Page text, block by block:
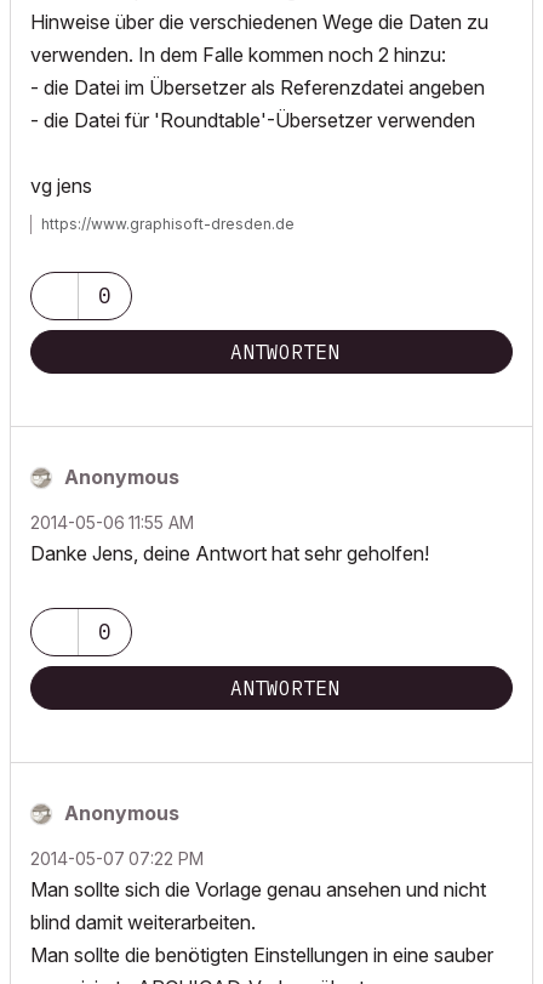
Hinweise über die verschiedenen Wege die Daten zu
verwenden. In dem Falle kommen noch 2 hinzu:
- die Datei im Übersetzer als Referenzdatei angeben
- die Datei für 'Roundtable'-Übersetzer verwenden
vg jens
https://www.graphisoft-dresden.de
0
ANTWORTEN
Anonymous
‎2014-05-06 11:55 AM
Danke Jens, deine Antwort hat sehr geholfen!
0
ANTWORTEN
Anonymous
‎2014-05-07 07:22 PM
Man sollte sich die Vorlage genau ansehen und nicht
blind damit weiterarbeiten.
Man sollte die benötigten Einstellungen in eine sauber